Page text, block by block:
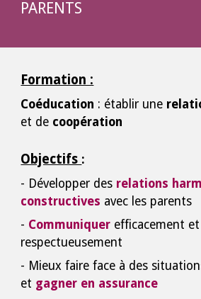
PARENTS
Formation :
Coéducation : établir une
et de coopération
Objectifs :
- Développer des relations
constructives avec les parents
- Communiquer efficacement et
respectueusement
- Mieux faire face à des
et gagner en assurance